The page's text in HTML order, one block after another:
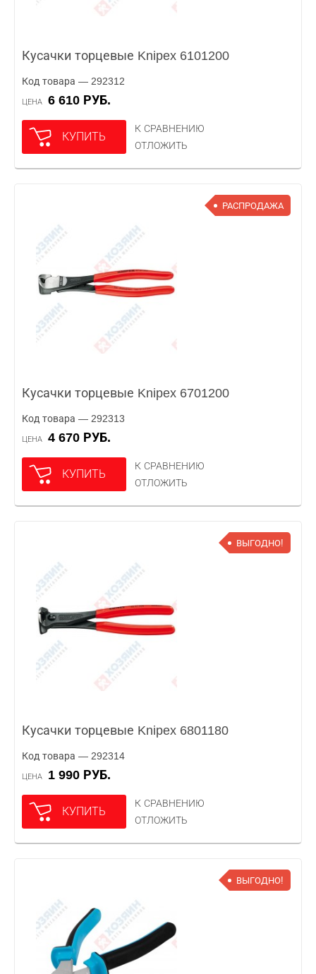
Кусачки торцевые Knipex 6101200
Код товара — 292312
ЦЕНА 6 610 РУБ.
КУПИТЬ
К СРАВНЕНИЮ
ОТЛОЖИТЬ
РАСПРОДАЖА
Кусачки торцевые Knipex 6701200
Код товара — 292313
ЦЕНА 4 670 РУБ.
КУПИТЬ
К СРАВНЕНИЮ
ОТЛОЖИТЬ
ВЫГОДНО!
Кусачки торцевые Knipex 6801180
Код товара — 292314
ЦЕНА 1 990 РУБ.
КУПИТЬ
К СРАВНЕНИЮ
ОТЛОЖИТЬ
ВЫГОДНО!